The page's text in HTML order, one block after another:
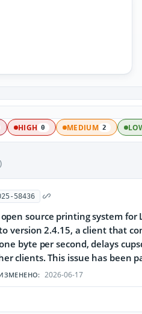
HIGH 0 MEDIUM 2
58436
open source printing system
version 2.4.15, a client that
byte per second, delays
clients. This issue has been
2026-06-17